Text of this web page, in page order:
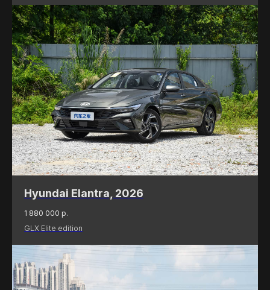
Hyundai Elantra, 2026
1 880 000 р.
GLX Elite edition